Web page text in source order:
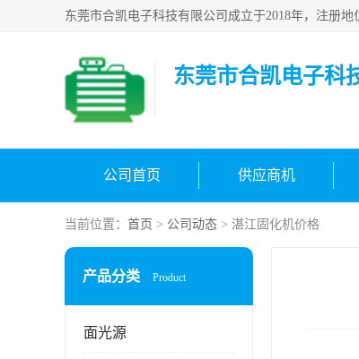
东莞市合凯电子科
公司首页 供应商机
当前位置： 首页 > 公司动态 > 湛江固化机价格
产品分类 Product
面光源